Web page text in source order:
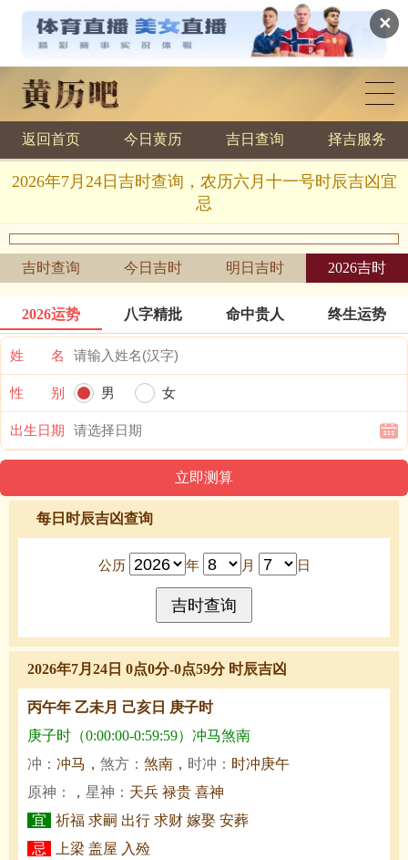
✕
黄历查询
返回首页 今日黄历 吉日查询 择吉服务
2026年7月24日吉时查询，农历六月十一号时辰吉凶宜
忌
吉时查询 今日吉时 明日吉时 2026吉时
2026运势 八字精批 命中贵人 终生运势
姓 名
性 别 男 女
出生日期
每日时辰吉凶查询
公历 年 月 日
2026年7月24日 0点0分-0点59分 时辰吉凶
丙午年 乙未月 己亥日 庚子时
庚子时（0:00:00-0:59:59）冲马煞南
冲： 冲马， 煞方： 煞南， 时冲： 时冲庚午
原神：
， 星神： 天兵 禄贵 喜神
宜
祈福 求嗣 出行 求财 嫁娶 安葬
忌
上梁 盖屋 入殓